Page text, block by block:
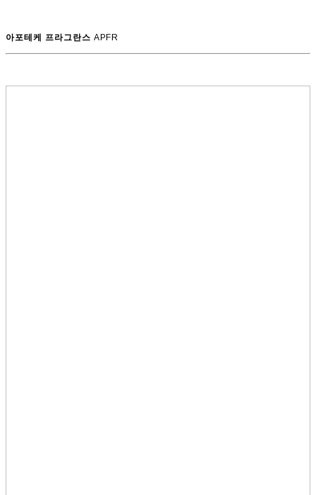
아포테케 프라그란스 APFR